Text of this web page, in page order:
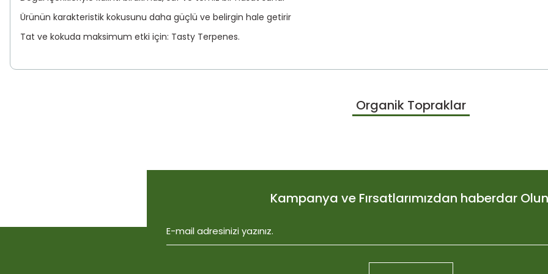
Ürünün karakteristik kokusunu daha güçlü ve belirgin hale getirir
Tat ve kokuda maksimum etki için: Tasty Terpenes.
Bu ürüne ilk yorumu siz yapın!
Organik Topraklar
Kampanya ve Fırsatlarımızdan haberdar